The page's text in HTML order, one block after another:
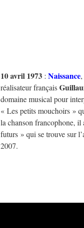
10 avril 1973 : Naissance
réalisateur français
domaine musical pour
« Les petits mouchoirs »
la chanson francophone, il
futurs » qui se trouve sur
2007.